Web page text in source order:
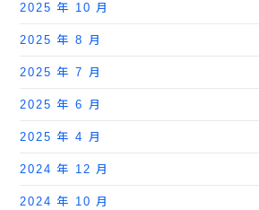
2025 年 10 月
2025 年 8 月
2025 年 7 月
2025 年 6 月
2025 年 4 月
2024 年 12 月
2024 年 10 月